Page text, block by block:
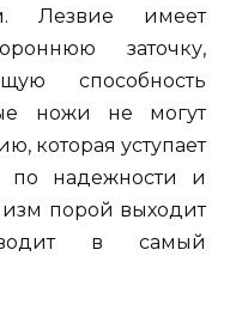
Лезвие имеет
заточку,
способность
ножи не могут
которая уступает
по надежности и
порой выходит
в самый